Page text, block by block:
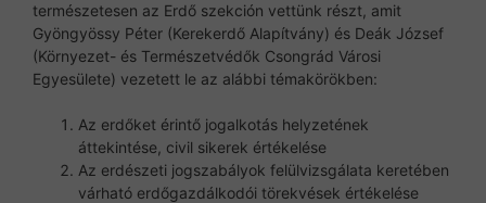
természetesen az Erdő szekción vettünk részt, amit
Gyöngyössy Péter (Kerekerdő Alapítvány) és Deák József
(Környezet- és Természetvédők Csongrád Városi
Egyesülete) vezetett le az alábbi témakörökben:
Az erdőket érintő jogalkotás helyzetének
áttekintése, civil sikerek értékelése
Az erdészeti jogszabályok felülvizsgálata keretében
várható erdőgazdálkodói törekvések értékelése